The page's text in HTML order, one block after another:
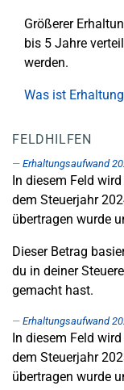
Größerer
bis 5 Jahre
werden.
Was ist
FELDHILFEN
Erhaltungsaufwand
In diesem Feld
dem Steuerjahr
übertragen wurde
Dieser Betrag
du in deiner
gemacht hast.
Erhaltungsaufwand
In diesem Feld
dem Steuerjahr
übertragen wurde